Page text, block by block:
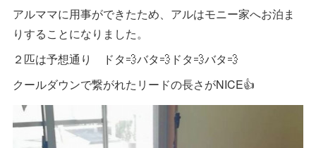
アルママに用事ができたため、アルはモニー家へお泊ま
りすることになりました。
２匹は予想通り ドタ💨バタ💨ドタ💨バタ💨
クールダウンで繋がれたリードの長さがNICE👍